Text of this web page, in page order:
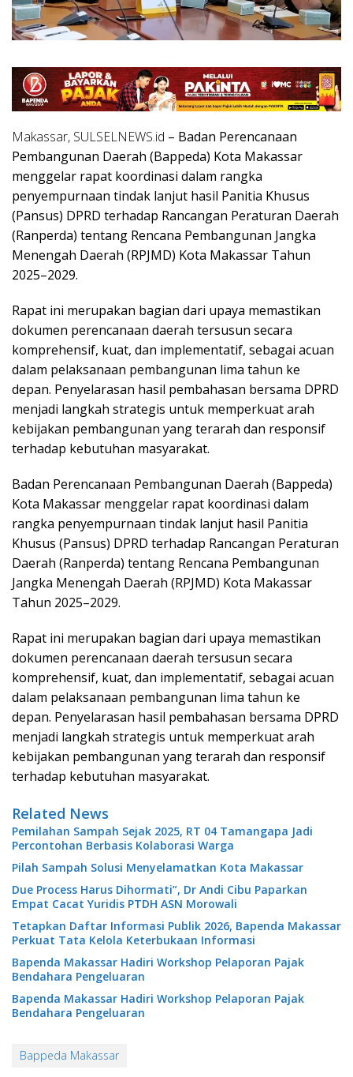
Makassar, SULSELNEWS.id – Badan Perencanaan
Pembangunan Daerah (Bappeda) Kota Makassar
menggelar rapat koordinasi dalam rangka
penyempurnaan tindak lanjut hasil Panitia Khusus
(Pansus) DPRD terhadap Rancangan Peraturan Daerah
(Ranperda) tentang Rencana Pembangunan Jangka
Menengah Daerah (RPJMD) Kota Makassar Tahun
2025–2029.
Rapat ini merupakan bagian dari upaya memastikan
dokumen perencanaan daerah tersusun secara
komprehensif, kuat, dan implementatif, sebagai acuan
dalam pelaksanaan pembangunan lima tahun ke
depan. Penyelarasan hasil pembahasan bersama DPRD
menjadi langkah strategis untuk memperkuat arah
kebijakan pembangunan yang terarah dan responsif
terhadap kebutuhan masyarakat.
Badan Perencanaan Pembangunan Daerah (Bappeda)
Kota Makassar menggelar rapat koordinasi dalam
rangka penyempurnaan tindak lanjut hasil Panitia
Khusus (Pansus) DPRD terhadap Rancangan Peraturan
Daerah (Ranperda) tentang Rencana Pembangunan
Jangka Menengah Daerah (RPJMD) Kota Makassar
Tahun 2025–2029.
Rapat ini merupakan bagian dari upaya memastikan
dokumen perencanaan daerah tersusun secara
komprehensif, kuat, dan implementatif, sebagai acuan
dalam pelaksanaan pembangunan lima tahun ke
depan. Penyelarasan hasil pembahasan bersama DPRD
menjadi langkah strategis untuk memperkuat arah
kebijakan pembangunan yang terarah dan responsif
terhadap kebutuhan masyarakat.
Related News
Pemilahan Sampah Sejak 2025, RT 04 Tamangapa Jadi
Percontohan Berbasis Kolaborasi Warga
Pilah Sampah Solusi Menyelamatkan Kota Makassar
Due Process Harus Dihormati”, Dr Andi Cibu Paparkan
Empat Cacat Yuridis PTDH ASN Morowali
Tetapkan Daftar Informasi Publik 2026, Bapenda Makassar
Perkuat Tata Kelola Keterbukaan Informasi
Bapenda Makassar Hadiri Workshop Pelaporan Pajak
Bendahara Pengeluaran
Bapenda Makassar Hadiri Workshop Pelaporan Pajak
Bendahara Pengeluaran
Bappeda Makassar